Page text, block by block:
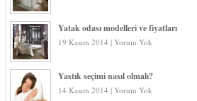
Yatak odası modelleri ve fiyatları
19 Kasım 2014 | Yorum Yok
Yastık seçimi nasıl olmalı?
14 Kasım 2014 | Yorum Yok